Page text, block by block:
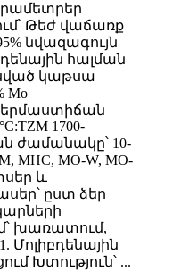
Թեժ վաճառք
նվազագույն
հալման
կաթսա
Mo
1700-
ժամանակը՝ 10-
MHC, MO-W, MO-
և
ըստ ձեր
խառատում,
Մոլիբդենային
Խտություն՝ ...